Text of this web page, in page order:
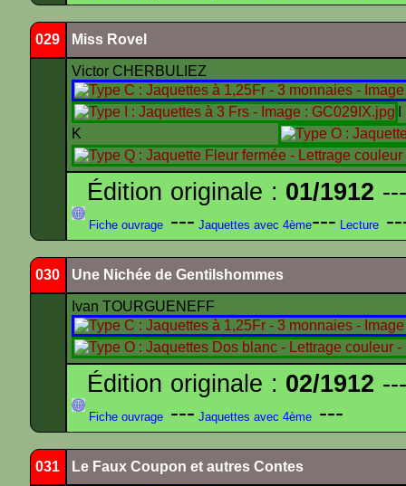
029 Miss Rovel
Victor CHERBULIEZ
K
Édition originale : 01/1912
Fiche ouvrage --- Jaquettes avec 4ème--- Lecture
030 Une Nichée de Gentilshommes
Ivan TOURGUENEFF
Édition originale : 02/1912
Fiche ouvrage --- Jaquettes avec 4ème ---
031 Le Faux Coupon et autres Contes